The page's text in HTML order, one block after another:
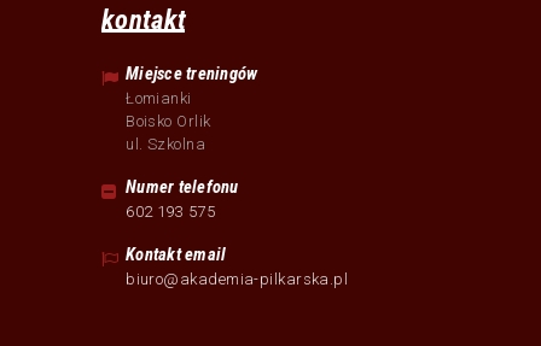
kontakt
Miejsce treningów
Łomianki
Boisko Orlik
ul. Szkolna
Numer telefonu
602 193 575
Kontakt email
biuro@akademia-pilkarska.pl